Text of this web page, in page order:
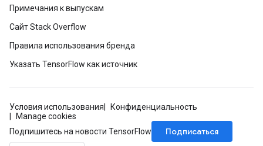
Примечания к выпускам
Сайт Stack Overflow
Правила использования бренда
Указать TensorFlow как источник
Условия использования
Конфиденциальность
Manage cookies
Подпишитесь на новости TensorFlow
Подписаться